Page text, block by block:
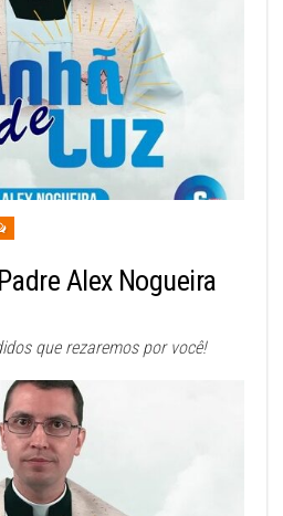
Alex Nogueira
que rezaremos por você!